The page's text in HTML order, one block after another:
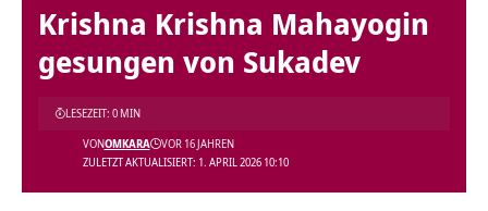
Krishna Krishna Mahayogin
gesungen von Sukadev
ZULETZT AKTUALISIERT: 1. APRIL 2026 10:10
VONOMKARA VOR 16 JAHREN
LESEZEIT: 0 MIN